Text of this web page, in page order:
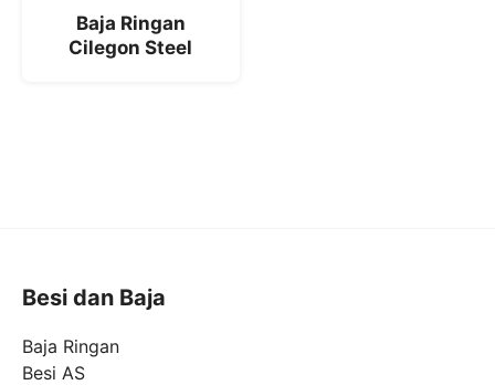
Baja Ringan
Cilegon Steel
Besi dan Baja
Baja Ringan
Besi AS